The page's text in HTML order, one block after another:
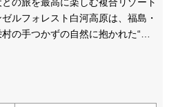
ゼルフォレスト白河高原は、福島・
村の手つかずの自然に抱かれた“…